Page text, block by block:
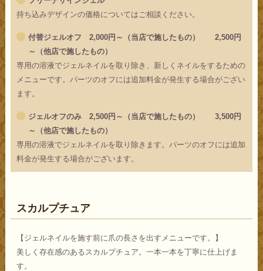
持ち込みデザインの価格についてはご相談ください。
付替ジェルオフ 2,000円～（当店で施したもの） 2,500円
～（他店で施したもの）
専用の溶液でジェルネイルを取り除き、新しくネイルをするための
メニューです。パーツのオフには追加料金が発生する場合がござい
ます。
ジェルオフのみ 2,500円～（当店で施したもの） 3,500円
～（他店で施したもの）
専用の溶液でジェルネイルを取り除きます。パーツのオフには追加
料金が発生する場合がございます。
スカルプチュア
【ジェルネイルを施す前に爪の長さを出すメニューです。】
美しく存在感のあるスカルプチュア。一本一本を丁寧に仕上げま
す。